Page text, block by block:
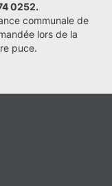
0252.
communale de
lors de la
puce.